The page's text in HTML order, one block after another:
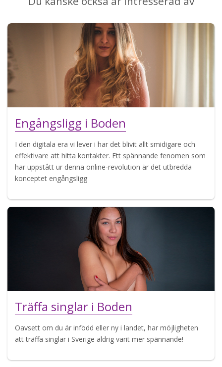
Engångsligg i Boden
I den digitala era vi lever i har det blivit allt smidigare och
effektivare att hitta kontakter. Ett spännande fenomen som
har uppstått ur denna online-revolution är det utbredda
konceptet engångsligg
Träffa singlar i Boden
Oavsett om du är infödd eller ny i landet, har möjligheten
att träffa singlar i Sverige aldrig varit mer spännande!